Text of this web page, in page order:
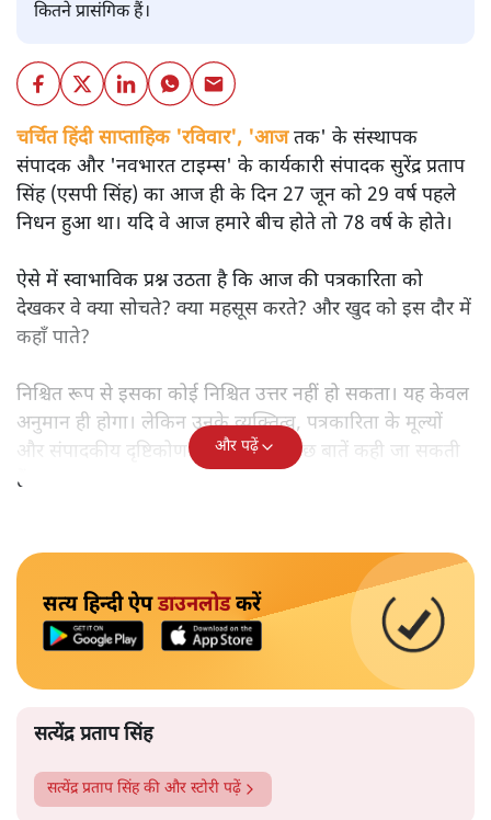
कितने प्रासंगिक हैं।
चर्चित हिंदी साप्ताहिक 'रविवार', 'आजतक' के संस्थापक
संपादक और 'नवभारत टाइम्स' के कार्यकारी संपादक सुरेंद्र प्रताप
सिंह (एसपी सिंह) का आज ही के दिन 27 जून को 29 वर्ष पहले
निधन हुआ था। यदि वे आज हमारे बीच होते तो 78 वर्ष के होते।
ऐसे में स्वाभाविक प्रश्न उठता है कि आज की पत्रकारिता को
देखकर वे क्या सोचते? क्या महसूस करते? और खुद को इस दौर में
कहाँ पाते?
निश्चित रूप से इसका कोई निश्चित उत्तर नहीं हो सकता। यह केवल
अनुमान ही होगा। लेकिन उनके व्यक्तित्व, पत्रकारिता के मूल्यों
और संपादकीय दृष्टिकोण को देखते हुए कुछ बातें कही जा सकती
हैं।
और पढ़ें
सत्य हिन्दी ऐपडाउनलोडकरें
सत्येंद्र प्रताप सिंह
सत्येंद्र प्रताप सिंहकी और स्टोरी पढ़ें